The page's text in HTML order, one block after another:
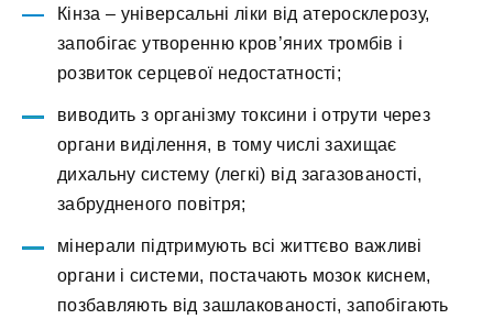
Кінза – універсальні ліки від атеросклерозу,
запобігає утворенню кров’яних тромбів і
розвиток серцевої недостатності;
виводить з організму токсини і отрути через
органи виділення, в тому числі захищає
дихальну систему (легкі) від загазованості,
забрудненого повітря;
мінерали підтримують всі життєво важливі
органи і системи, постачають мозок киснем,
позбавляють від зашлакованості, запобігають